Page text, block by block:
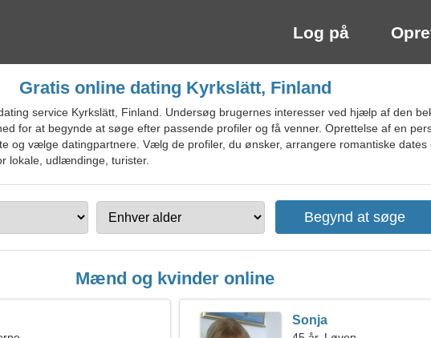
Log på
Gratis online dating Kyrkslätt, Finland
service Kyrkslätt, Finland. Undersøg brugernes interesser ved hjælp af den
for at begynde at søge efter passende profiler og få venner. Oprettelse af en
og vælge datingpartnere. Vælg de profiler, du ønsker, arrangere romantiske dates
lokale, udlændinge, turister.
Mænd og kvinder online
Sonja